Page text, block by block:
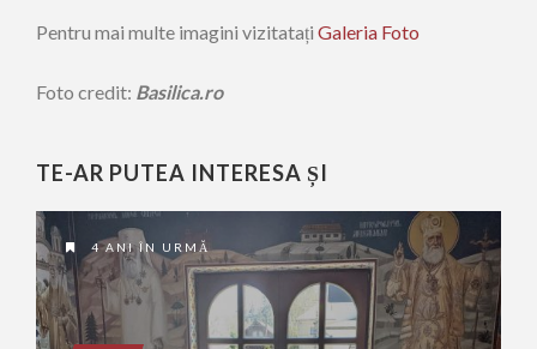
Pentru mai multe imagini vizitatați Galeria Foto
Foto credit: Basilica.ro
TE-AR PUTEA INTERESA ȘI
4 ANI ÎN URMĂ